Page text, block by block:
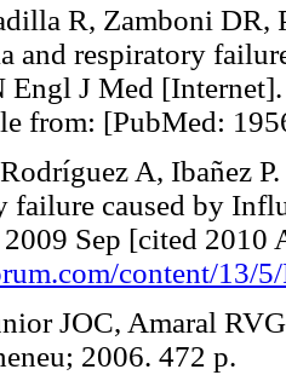
R, Zamboni
and respiratory
Engl J Med
from: [PubMed:
A, Ibañez
failure caused by
Sep [cited
content/13/
JOC, Amaral
2006. 472 p.